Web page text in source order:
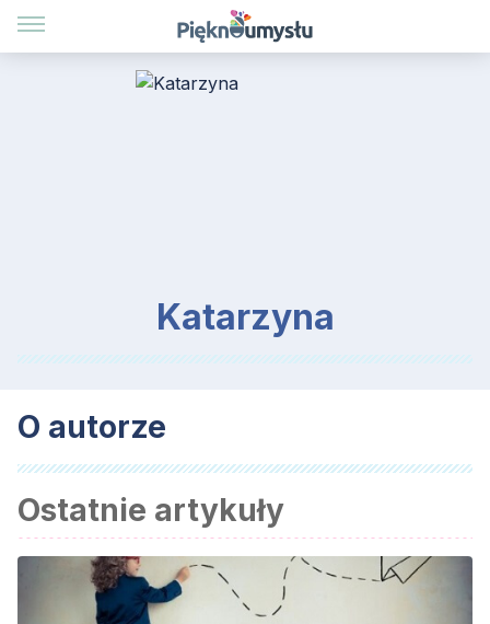
Katarzyna
O autorze
Ostatnie artykuły